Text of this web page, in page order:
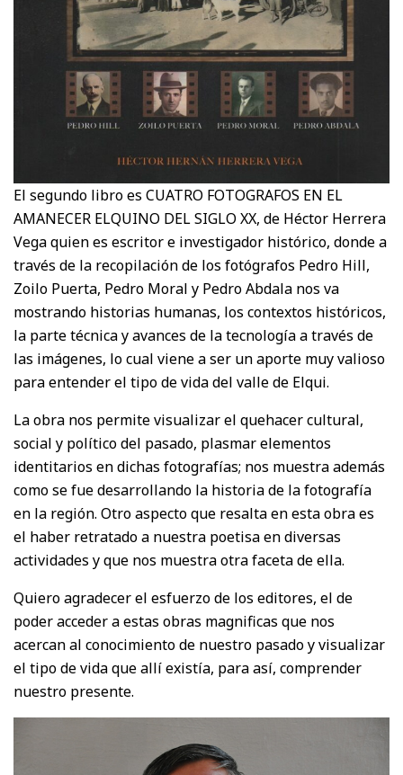
El segundo libro es CUATRO FOTOGRAFOS EN EL
AMANECER ELQUINO DEL SIGLO XX, de Héctor Herrera
Vega quien es escritor e investigador histórico, donde a
través de la recopilación de los fotógrafos Pedro Hill,
Zoilo Puerta, Pedro Moral y Pedro Abdala nos va
mostrando historias humanas, los contextos históricos,
la parte técnica y avances de la tecnología a través de
las imágenes, lo cual viene a ser un aporte muy valioso
para entender el tipo de vida del valle de Elqui.
La obra nos permite visualizar el quehacer cultural,
social y político del pasado, plasmar elementos
identitarios en dichas fotografías; nos muestra además
como se fue desarrollando la historia de la fotografía
en la región. Otro aspecto que resalta en esta obra es
el haber retratado a nuestra poetisa en diversas
actividades y que nos muestra otra faceta de ella.
Quiero agradecer el esfuerzo de los editores, el de
poder acceder a estas obras magnificas que nos
acercan al conocimiento de nuestro pasado y visualizar
el tipo de vida que allí existía, para así, comprender
nuestro presente.